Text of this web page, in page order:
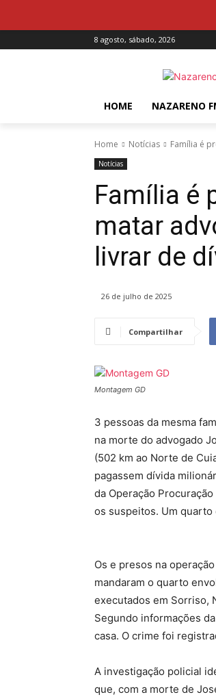
8 agosto, sábado, 2026
HOME NAZARENO
Home Notícias Família é
Notícias
Família é
matar
livrar de
26 de julho de 2025
Compartilhar
Montagem GD
3 pessoas da mesma
na morte do advogado
(502 km ao Norte de
pagassem dívida
da Operação
os suspeitos. Um
Os e presos na
mandaram o quarto
executados em Sorriso,
Segundo informações
casa. O crime foi
A investigação policial
que, com a morte de